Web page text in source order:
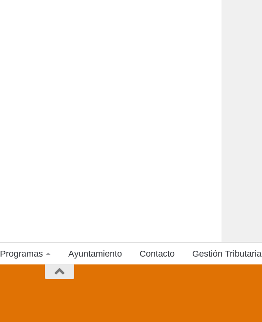
Programas Ayuntamiento Contacto Gestión Tributaria